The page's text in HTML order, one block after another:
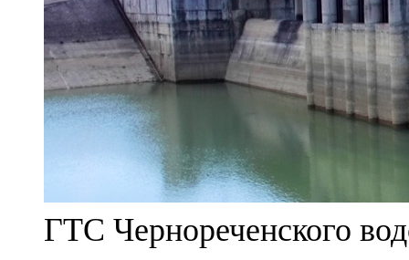
ГТС Чернореченского